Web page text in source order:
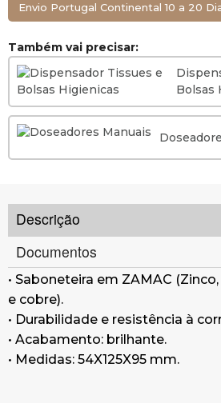
Envio Portugal Continental 10 a 20
Também vai precisar:
Bolsas
Descrição
Documentos
• Saboneteira em ZAMAC
e cobre).
• Durabilidade e resistência à
• Acabamento: brilhante.
• Medidas: 54X125X95 mm.